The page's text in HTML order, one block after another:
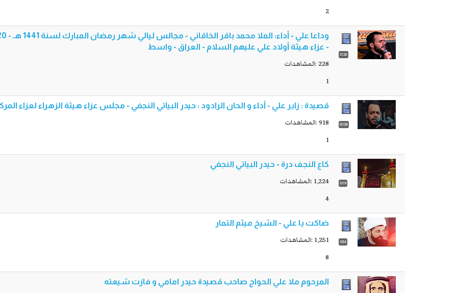
2
11:26
- عزاء هيئة أولاد علي عليهم السلام - العراق - واسط
228 :المشاهدات
1
20:28
قصيدة : زاير علي - أداء و الحان الرادود : حيدر البياتي النجفي - مجلس عزاء هيئة الزهراء لعزاء
918 :المشاهدات
1
2:03
كاع النجف درة - حيدر البياتي النجفي
1,224 :المشاهدات
4
3:54
ضاكت يا علي - الشيخ ميثم التمار
1,251 :المشاهدات
8
المرحوم ملا علي الحواج صاحب قصيدة حيدر امامي و فازت شيعته